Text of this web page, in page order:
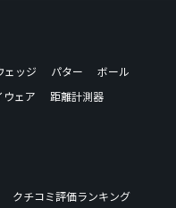
ェッジ パター
ボール
ウェア
距離計測器
クチコミ評価ランキング